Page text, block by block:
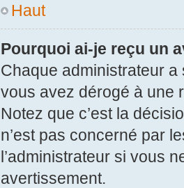
Haut
Pourquoi ai-je reçu un
Chaque administrateur
vous avez dérogé à une
Notez que c’est la
n’est pas concerné par
l’administrateur si vous
avertissement.